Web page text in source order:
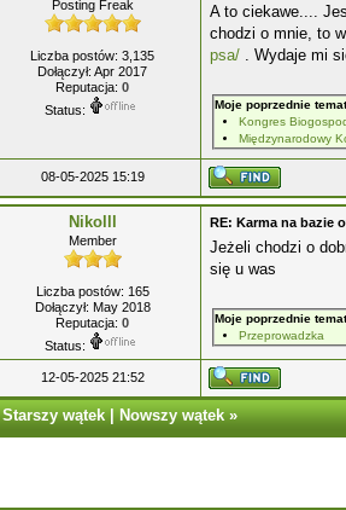
Posting Freak
Liczba postów: 3,135
Dołączył: Apr 2017
Reputacja: 0
Status:
A to ciekawe....
chodzi o mnie, to
psa/ . Wydaje mi
Moje poprzednie
Międzynarodowy
08-05-2025 15:19
Nikolll
Member
Liczba postów: 165
Dołączył: May 2018
Reputacja: 0
Status:
RE: Karma na bazie
Jeżeli chodzi o
się u was
Moje poprzednie
Przeprowadzka
12-05-2025 21:52
Starszy wątek|Nowszy wątek»